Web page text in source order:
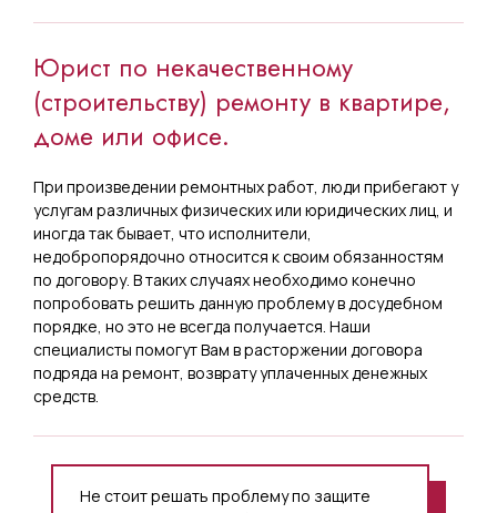
Юрист по некачественному
(строительству) ремонту в квартире,
доме или офисе.
При произведении ремонтных работ, люди прибегают у
услугам различных физических или юридических лиц, и
иногда так бывает, что исполнители,
недобропорядочно относится к своим обязанностям
по договору. В таких случаях необходимо конечно
попробовать решить данную проблему в досудебном
порядке, но это не всегда получается. Наши
специалисты помогут Вам в расторжении договора
подряда на ремонт, возврату уплаченных денежных
средств.
Не стоит решать проблему по защите